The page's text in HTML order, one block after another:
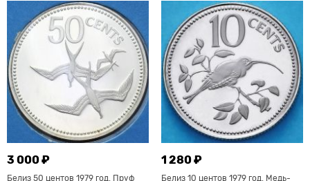
3 000 ₽
Белиз 50 центов 1979 год. Пруф
1 280 ₽
Белиз 10 центов 1979 год. Медь-